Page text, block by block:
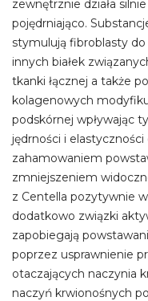
zewnętrznie działa
pojędrniająco.
stymulują fibroblasty
innych białek
tkanki łącznej a także
kolagenowych
podskórnej wpływając
jędrności i
zahamowaniem
zmniejszeniem
z Centella pozytywnie
dodatkowo związki
zapobiegają
poprzez usprawnienie
otaczających naczynia
naczyń krwionośnych